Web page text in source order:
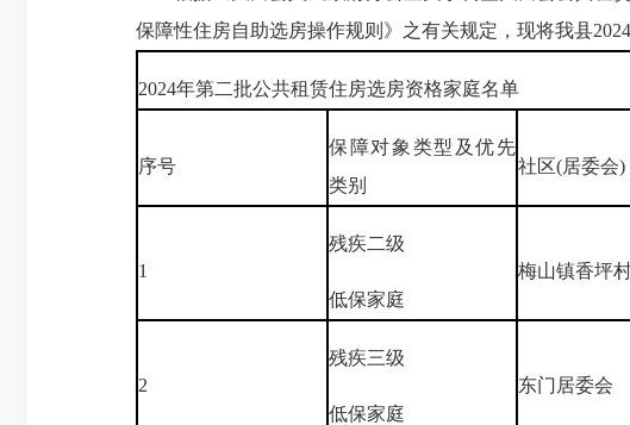
保障性住房自助选房操作规则》之有关规定，现将我县
2024年第二批公共租赁住房选房资格家庭名单
序号
保障对象类型及优先
类别
社区(居委会)
1
残疾二级
低保家庭
梅山镇香坪
2
残疾三级
低保家庭
东门居委会